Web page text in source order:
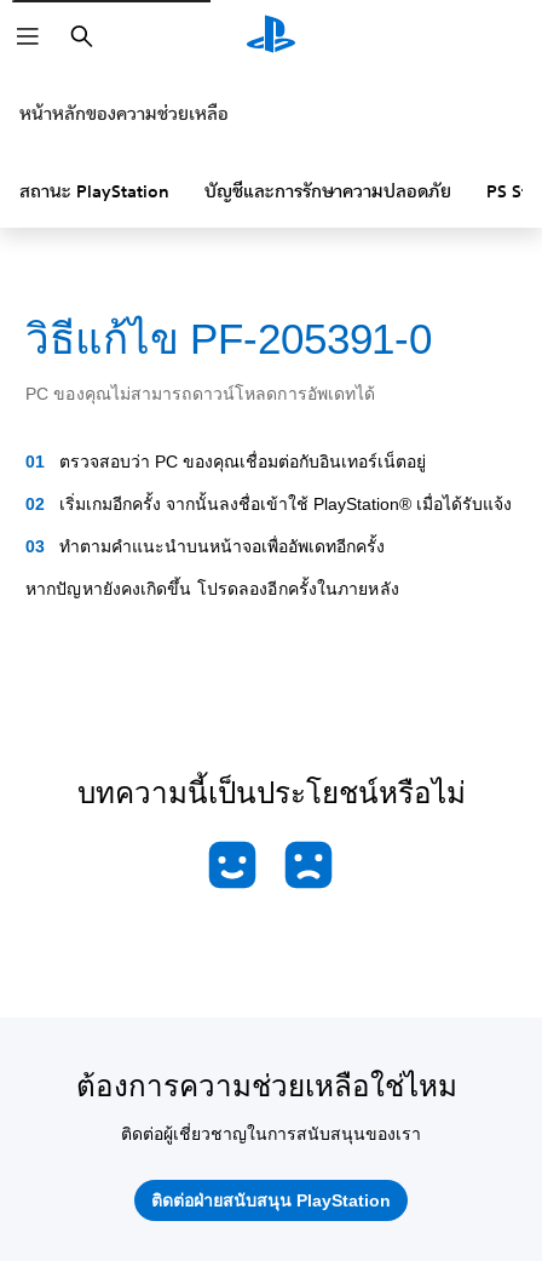
หน้าหลักของความช่วยเหลือ
สถานะ PlayStation บัญชีและการรักษาความปลอดภัย PS
วิธีแก้ไข PF-205391-0
PC ของคุณไม่สามารถดาวน์โหลดการอัพเดทได้
ตรวจสอบว่า PC ของคุณเชื่อมต่อกับอินเทอร์เน็ตอยู่
เริ่มเกมอีกครั้ง จากนั้นลงชื่อเข้าใช้ PlayStation® เมื่อได้รับแจ้ง
ทำตามคำแนะนำบนหน้าจอเพื่ออัพเดทอีกครั้ง
หากปัญหายังคงเกิดขึ้น โปรดลองอีกครั้งในภายหลัง
บทความนี้เป็นประโยชน์หรือไม่
ต้องการความช่วยเหลือใช่ไหม
ติดต่อผู้เชี่ยวชาญในการสนับสนุนของเรา
ติดต่อฝ่ายสนับสนุน PlayStation